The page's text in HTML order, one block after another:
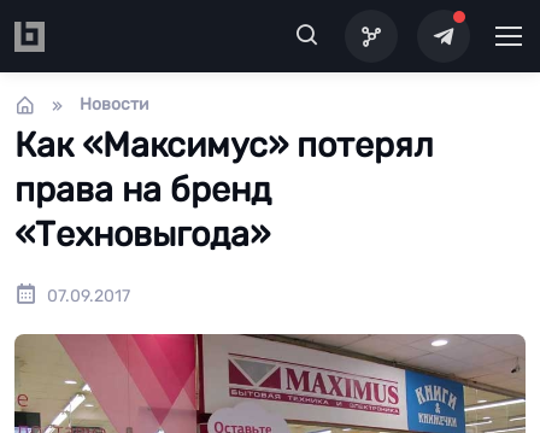
Новости
Как «Максимус» потерял
права на бренд
«Техновыгода»
07.09.2017